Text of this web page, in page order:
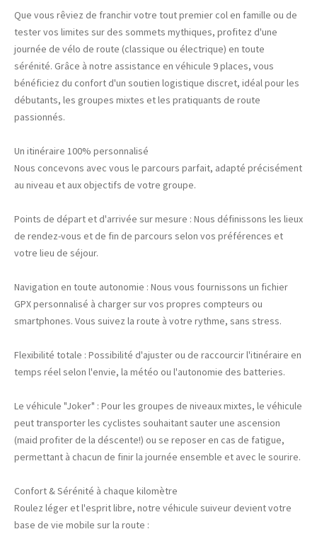
Que vous rêviez de franchir votre tout premier col en famille ou de
tester vos limites sur des sommets mythiques, profitez d'une
journée de vélo de route (classique ou électrique) en toute
sérénité. Grâce à notre assistance en véhicule 9 places, vous
bénéficiez du confort d'un soutien logistique discret, idéal pour les
débutants, les groupes mixtes et les pratiquants de route
passionnés.
Un itinéraire 100% personnalisé
Nous concevons avec vous le parcours parfait, adapté précisément
au niveau et aux objectifs de votre groupe.
Points de départ et d'arrivée sur mesure : Nous définissons les lieux
de rendez-vous et de fin de parcours selon vos préférences et
votre lieu de séjour.
Navigation en toute autonomie : Nous vous fournissons un fichier
GPX personnalisé à charger sur vos propres compteurs ou
smartphones. Vous suivez la route à votre rythme, sans stress.
Flexibilité totale : Possibilité d'ajuster ou de raccourcir l'itinéraire en
temps réel selon l'envie, la météo ou l'autonomie des batteries.
Le véhicule "Joker" : Pour les groupes de niveaux mixtes, le véhicule
peut transporter les cyclistes souhaitant sauter une ascension
(maid profiter de la déscente!) ou se reposer en cas de fatigue,
permettant à chacun de finir la journée ensemble et avec le sourire.
Confort & Sérénité à chaque kilomètre
Roulez léger et l'esprit libre, notre véhicule suiveur devient votre
base de vie mobile sur la route :